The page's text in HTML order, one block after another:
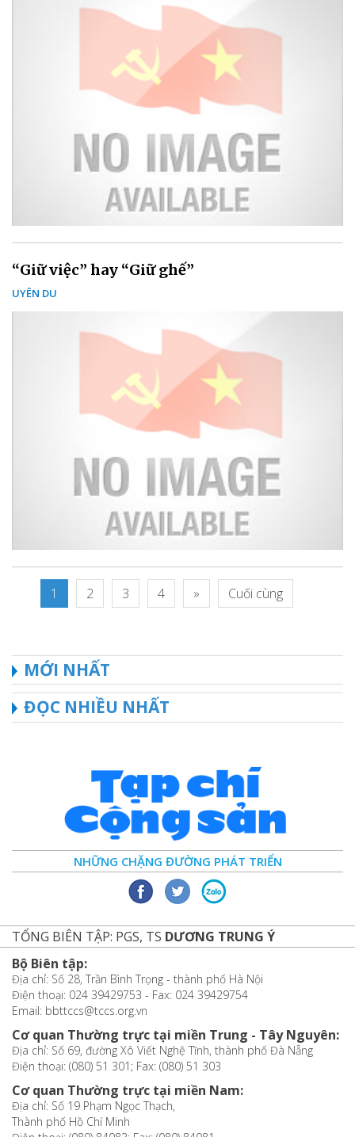
“Giữ việc” hay “Giữ ghế”
UYÊN DU
1 2 3 4 » Cuối cùng
MỚI NHẤT
ĐỌC NHIỀU NHẤT
NHỮNG CHẶNG ĐƯỜNG PHÁT TRIỂN
TỔNG BIÊN TẬP: PGS, TS DƯƠNG TRUNG Ý
Bộ Biên tập:
Địa chỉ: Số 28, Trần Bình Trọng - thành phố Hà Nội
Điện thoại: 024 39429753 - Fax: 024 39429754
Email: bbttccs@tccs.org.vn
Cơ quan Thường trực tại miền Trung - Tây Nguyên:
Địa chỉ: Số 69, đường Xô Viết Nghệ Tĩnh, thành phố Đà Nẵng
Điện thoại: (080) 51 301; Fax: (080) 51 303
Cơ quan Thường trực tại miền Nam:
Địa chỉ: Số 19 Phạm Ngọc Thạch,
Thành phố Hồ Chí Minh